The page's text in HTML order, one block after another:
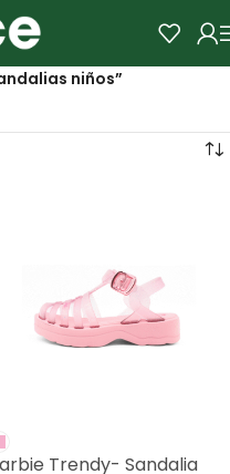
niños”
Trendy- Sandalia